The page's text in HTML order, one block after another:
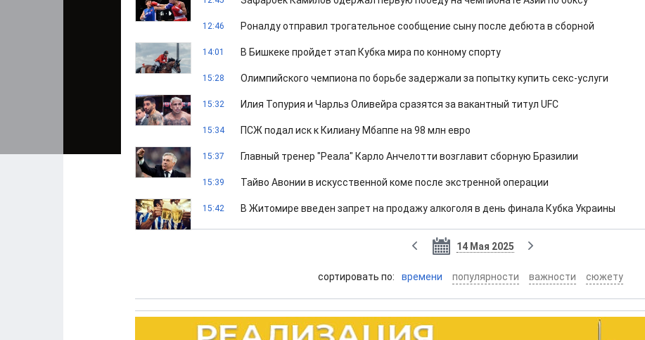
12:46 Роналду отправил трогательное сообщение сыну после дебюта в сборной
14:01 В Бишкеке пройдет этап Кубка мира по конному спорту
15:28 Олимпийского чемпиона по борьбе задержали за попытку купить секс-услуги
15:32 Илия Топурия и Чарльз Оливейра сразятся за вакантный титул UFC
15:34 ПСЖ подал иск к Килиану Мбаппе на 98 млн евро
15:37 Главный тренер "Реала" Карло Анчелотти возглавит сборную Бразилии
15:39 Тайво Авонии в искусственной коме после экстренной операции
15:42 В Житомире введен запрет на продажу алкоголя в день финала Кубка Украины
14 Мая 2025
cортировать по: времени популярности важности сюжету